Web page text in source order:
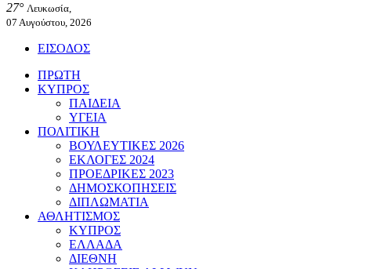
27° Λευκωσία,
07 Αυγούστου, 2026
ΕΙΣΟΔΟΣ
ΠΡΩΤΗ
ΚΥΠΡΟΣ
ΠΑΙΔΕΙΑ
ΥΓΕΙΑ
ΠΟΛΙΤΙΚΗ
ΒΟΥΛΕΥΤΙΚΕΣ 2026
ΕΚΛΟΓΕΣ 2024
ΠΡΟΕΔΡΙΚΕΣ 2023
ΔΗΜΟΣΚΟΠΗΣΕΙΣ
ΔΙΠΛΩΜΑΤΙΑ
ΑΘΛΗΤΙΣΜΟΣ
ΚΥΠΡΟΣ
ΕΛΛΑΔΑ
ΔΙΕΘΝΗ